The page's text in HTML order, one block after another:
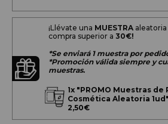
¡Llévate una MUESTRA
compra superior a 30€!
*Se enviará 1 muestra por
*Promoción válida siempre y
muestras.
1x "PROMO Muestras de
Cosmética Aleatoria
2,50€